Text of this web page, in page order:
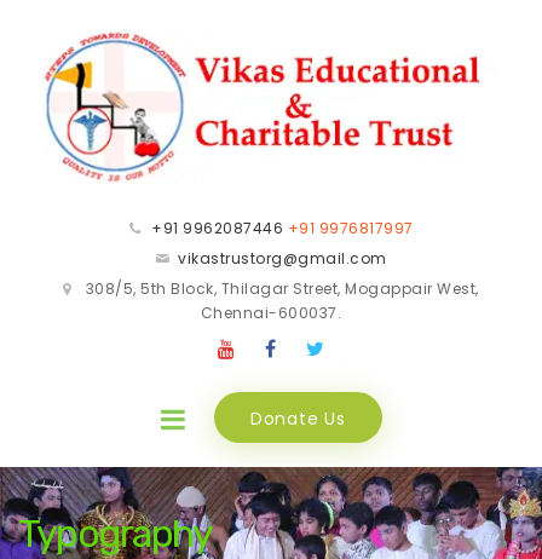
+91 9962087446 +91 9976817997
vikastrustorg@gmail.com
308/5, 5th Block, Thilagar Street, Mogappair West,
Chennai-600037.
Donate Us
Typography